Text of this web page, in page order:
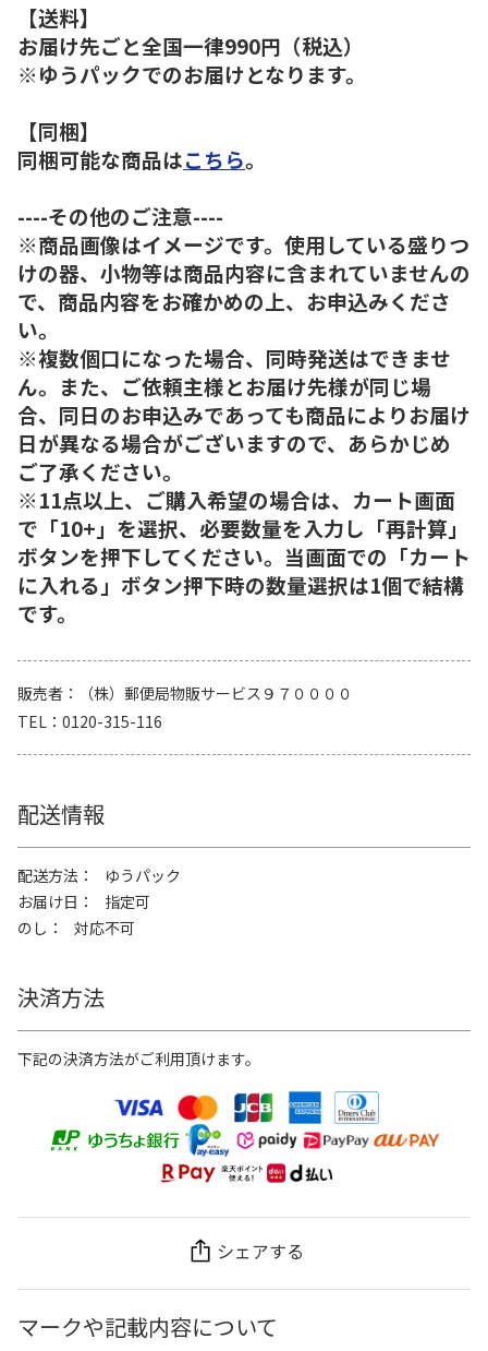
【送料】
お届け先ごと全国一律990円（税込）
※ゆうパックでのお届けとなります。
【同梱】
同梱可能な商品はこちら。
----その他のご注意----
※商品画像はイメージです。使用している盛りつ
けの器、小物等は商品内容に含まれていませんの
で、商品内容をお確かめの上、お申込みくださ
い。
※複数個口になった場合、同時発送はできませ
ん。また、ご依頼主様とお届け先様が同じ場
合、同日のお申込みであっても商品によりお届け
日が異なる場合がございますので、あらかじめ
ご了承ください。
※11点以上、ご購入希望の場合は、カート画面
で「10+」を選択、必要数量を入力し「再計算」
ボタンを押下してください。当画面での「カート
に入れる」ボタン押下時の数量選択は1個で結構
です。
販売者
（株）郵便局物販サービス９７００００
TEL
0120-315-116
配送情報
配送方法
ゆうパック
お届け日
指定可
のし
対応不可
決済方法
下記の決済方法がご利用頂けます。
シェアする
マークや記載内容について